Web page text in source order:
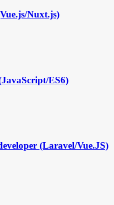
Nuxt.js)
ES6)
(Laravel/Vue.JS)